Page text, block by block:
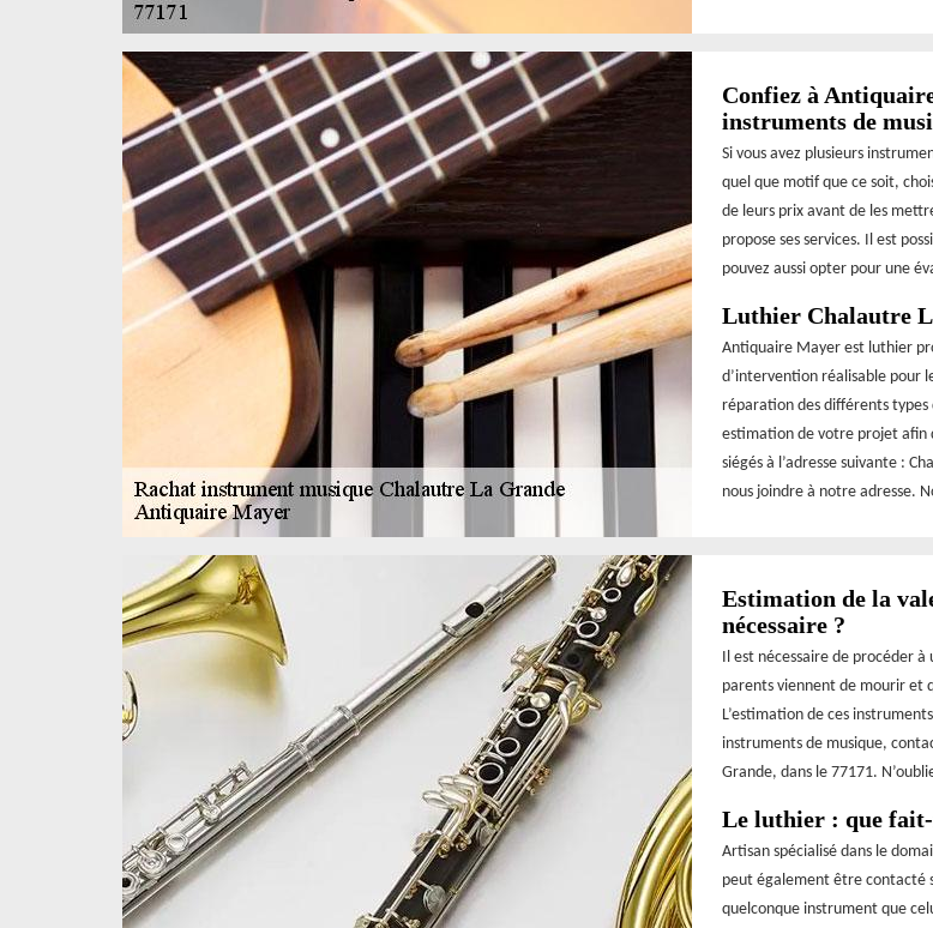
Confiez à
instruments de
Si vous avez plusieurs
quel que motif que ce soit,
de leurs prix avant de les
propose ses services. Il est
pouvez aussi opter pour une
Luthier Chalautre
Antiquaire Mayer est luthier
d’intervention réalisable pour
réparation des différents types
estimation de votre projet afin
siégés à l’adresse suivante :
nous joindre à notre adresse.
Estimation de la
nécessaire ?
Il est nécessaire de procéder
parents viennent de mourir et
L’estimation de ces
instruments de musique,
Grande, dans le 77171.
Le luthier : que
Artisan spécialisé dans le
peut également être contacté
quelconque instrument que